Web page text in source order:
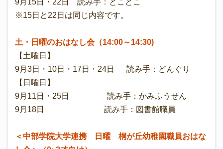
9月15日・22日 読み手：とことこ
※15日と22日は同じ内容です。
土・日曜のおはなし会（14:00～14:30)
【土曜日】
9月3日・10日・17日・24日 読み手：どんぐり
【日曜日】
9月11日・25日 読み手：かみふうせん
9月18日 読み手：図書館職員
＜中部学院大学連携 日曜 桐が丘幼稚園職員おはな